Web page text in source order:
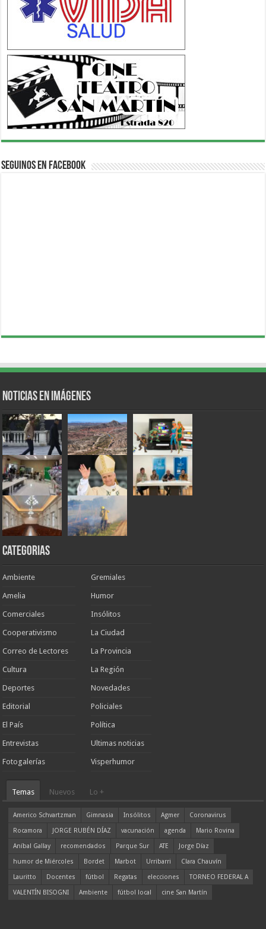
Seguinos en Facebook
Noticias en Imágenes
Categorias
Ambiente
Amelia
Comerciales
Cooperativismo
Correo de Lectores
Cultura
Deportes
Editorial
El País
Entrevistas
Fotogalerías
Gremiales
Humor
Insólitos
La Ciudad
La Provincia
La Región
Novedades
Policiales
Política
Ultimas noticias
Visperhumor
Temas Nuevos Lo +
Americo Schvartzman Gimnasia Insólitos Agmer
Coronavirus
Rocamora
JORGE RUBÉN DÍAZ vacunación agenda
Mario Rovina
Aníbal Gallay
recomendados Parque Sur ATE
Jorge Díaz
humor de Miércoles
Bordet Marbot Urribarri
Clara Chauvín
Lauritto
Docentes fútbol Regatas elecciones
TORNEO FEDERAL A
VALENTÍN BISOGNI
Ambiente fútbol local cine San Martín